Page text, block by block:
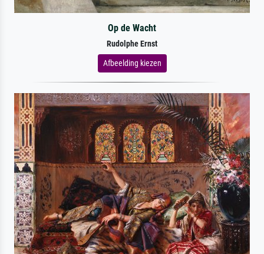
Op de Wacht
Rudolphe Ernst
Afbeelding kiezen